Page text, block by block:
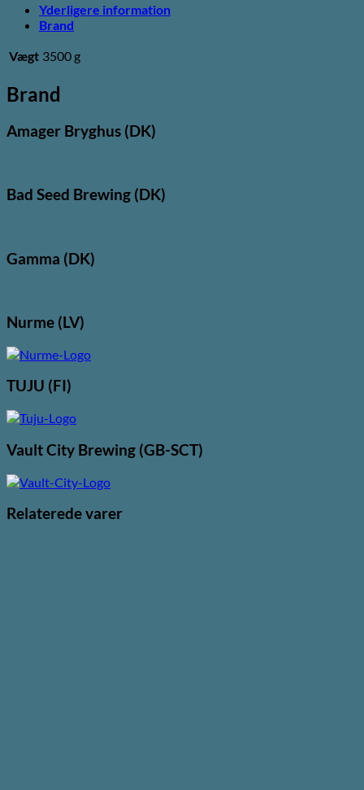
Yderligere information
Brand
Vægt 3500 g
Brand
Amager Bryghus (DK)
Bad Seed Brewing (DK)
Gamma (DK)
Nurme (LV)
TUJU (FI)
Vault City Brewing (GB-SCT)
Relaterede varer